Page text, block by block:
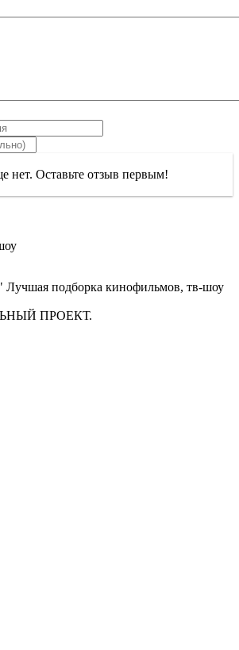
нет. Оставьте отзыв первым!
Лучшая подборка кинофильмов, тв-шоу
ПРОЕКТ.